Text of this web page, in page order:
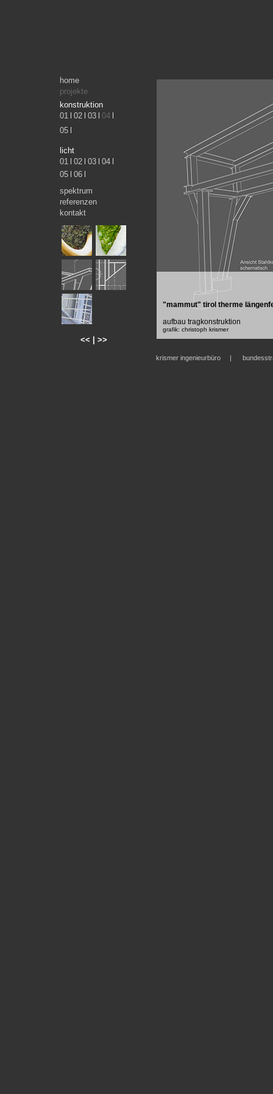
home
projekte
konstruktion
01 | 02| 03| 04 |
05|
licht
01 | 02| 03| 04 |
05| 06|
spektrum
referenzen
kontakt
"mammut" tirol therme
aufbau tragkonstruktion
grafik: christoph krismer
<< >>
krismer ingenieurbüro |